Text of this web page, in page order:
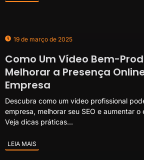
19 de março de 2025
Como Um Vídeo Bem-
Melhorar a Presença
Empresa
Descubra como um vídeo profissional
empresa, melhorar seu SEO e aumentar o
Veja dicas práticas...
LEIA MAIS